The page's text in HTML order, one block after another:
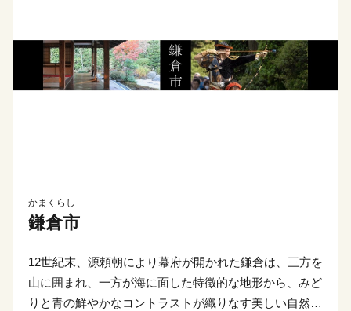
かまくらし
鎌倉市
12世紀末、源頼朝により幕府が開かれた鎌倉は、三方を
山に囲まれ、一方が海に面した特徴的な地形から、みど
りと青の鮮やかなコントラストが織りなす美しい自然景